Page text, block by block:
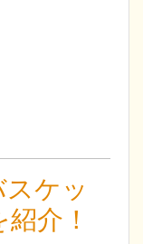
ケッ
介！